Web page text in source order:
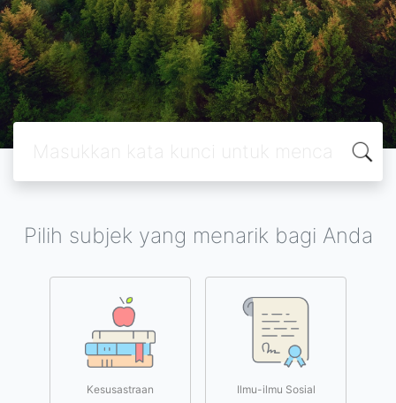
Pilih subjek yang menarik bagi Anda
Kesusastraan Ilmu-ilmu Sosial